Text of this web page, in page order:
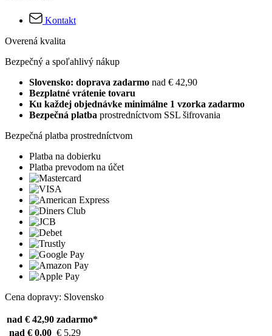
Kontakt
Overená kvalita
Bezpečný a spoľahlivý nákup
Slovensko: doprava zadarmo nad € 42,90
Bezplatné vrátenie tovaru
Ku každej objednávke minimálne 1 vzorka zadarmo
Bezpečná platba prostredníctvom SSL šifrovania
Bezpečná platba prostredníctvom
Platba na dobierku
Platba prevodom na účet
Cena dopravy: Slovensko
nad € 42,90 zadarmo*
nad € 0,00 € 5,29